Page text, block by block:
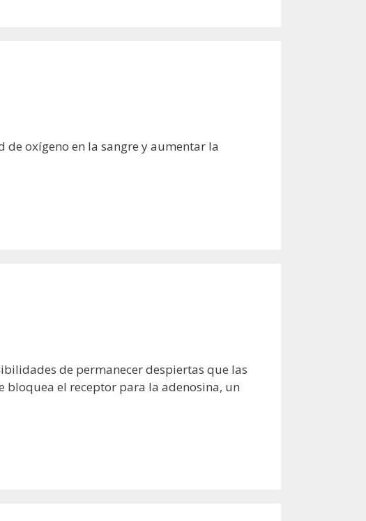
oxígeno en la sangre y aumentar la
de permanecer despiertas que las
bloquea el receptor para la adenosina, un